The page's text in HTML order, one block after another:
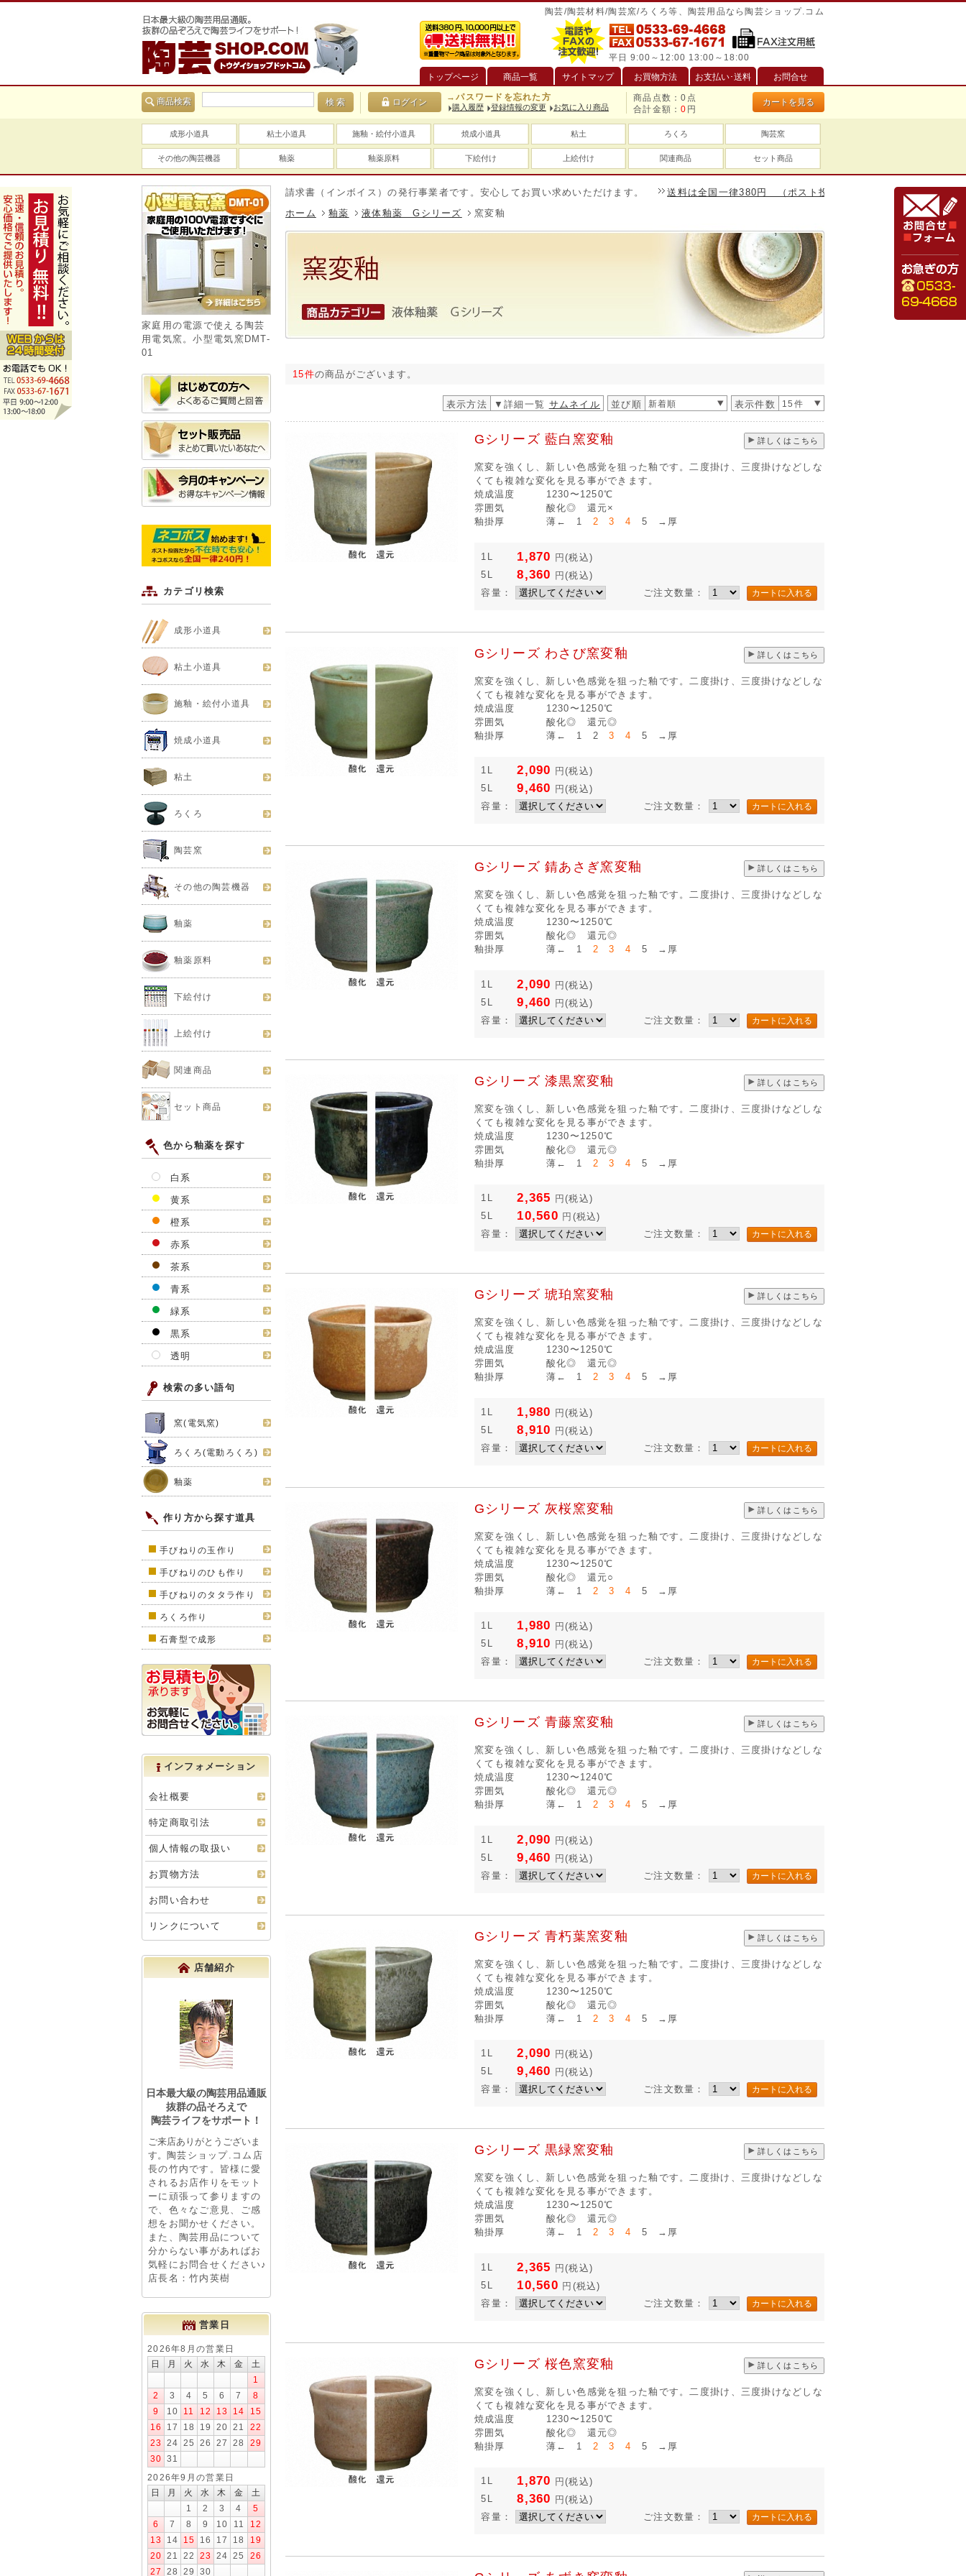
陶芸/陶芸材料/陶芸窯/ろくろ等、陶芸用品なら陶芸ショップ.コム
平日 9:00～12:00 13:00～18:00
トップページ
商品一覧 サイトマップ お買物方法 お支払い･送料 お問合せ
商品検索 →パスワードを忘れた方
購入履歴 登録情報の変更 お気に入り商品
商品点数：0 点
合計金額：0 円
カートを見る
成形小道具 粘土小道具 施釉・絵付小道具 焼成小道具 粘土 ろくろ 陶芸窯
その他の陶芸機器 釉薬 釉薬原料 下絵付け 上絵付け 関連商品 セット商品
当社は適格請求書（インボイス）の発行事業者です。安心してお買い求めいただけます。
送料は全国一律380円 （ポスト投函は240円）、一万円以上のお買い
ホーム
釉薬 液体釉薬 Gシリーズ 窯変釉
15件の商品がございます。
表示方法 ▼詳細一覧 サムネイル 並び順 新着順 表示件数 15件
Gシリーズ 藍白窯変釉 詳しくはこちら
窯変を強くし、新しい色感覚を狙った釉です。二度掛け、三度掛けなどしな
くても複雑な変化を見る事ができます。
焼成温度
1230〜1250℃
雰囲気
酸化◎ 還元×
釉掛厚
薄← 1 2 3 4 5 →厚
1L 1,870 円(税込)
5L
8,360 円(税込)
容量：
ご注文数量：
Gシリーズ わさび窯変釉 詳しくはこちら
窯変を強くし、新しい色感覚を狙った釉です。二度掛け、三度掛けなどしな
くても複雑な変化を見る事ができます。
焼成温度
1230〜1250℃
雰囲気
酸化◎ 還元◎
釉掛厚
薄← 1 23 4 5 →厚
1L 2,090 円(税込)
5L
9,460 円(税込)
容量：
ご注文数量：
Gシリーズ 錆あさぎ窯変釉 詳しくはこちら
窯変を強くし、新しい色感覚を狙った釉です。二度掛け、三度掛けなどしな
くても複雑な変化を見る事ができます。
焼成温度
1230〜1250℃
雰囲気
酸化◎ 還元◎
釉掛厚
薄← 1 2 3 4 5 →厚
1L 2,090 円(税込)
5L
9,460 円(税込)
容量：
ご注文数量：
Gシリーズ 漆黒窯変釉 詳しくはこちら
窯変を強くし、新しい色感覚を狙った釉です。二度掛け、三度掛けなどしな
くても複雑な変化を見る事ができます。
焼成温度
1230〜1250℃
雰囲気
酸化◎ 還元◎
釉掛厚
薄← 1 2 3 4 5 →厚
1L 2,365 円(税込)
5L
10,560 円 (税込)
容量：
ご注文数量：
Gシリーズ 琥珀窯変釉 詳しくはこちら
窯変を強くし、新しい色感覚を狙った釉です。二度掛け、三度掛けなどしな
くても複雑な変化を見る事ができます。
焼成温度
1230〜1250℃
雰囲気
酸化◎ 還元◎
釉掛厚
薄← 1 2 3 4 5 →厚
1L 1,980 円(税込)
5L
8,910 円(税込)
容量：
ご注文数量：
Gシリーズ 灰桜窯変釉 詳しくはこちら
窯変を強くし、新しい色感覚を狙った釉です。二度掛け、三度掛けなどしな
くても複雑な変化を見る事ができます。
焼成温度
1230〜1250℃
雰囲気
酸化◎ 還元○
釉掛厚
薄← 1 2 3 4 5 →厚
1L 1,980 円(税込)
5L
8,910 円(税込)
容量：
ご注文数量：
Gシリーズ 青藤窯変釉 詳しくはこちら
窯変を強くし、新しい色感覚を狙った釉です。二度掛け、三度掛けなどしな
くても複雑な変化を見る事ができます。
焼成温度
1230〜1240℃
雰囲気
酸化◎ 還元◎
釉掛厚
薄← 1 2 3 4 5 →厚
1L 2,090 円(税込)
5L
9,460 円(税込)
容量：
ご注文数量：
Gシリーズ 青朽葉窯変釉 詳しくはこちら
窯変を強くし、新しい色感覚を狙った釉です。二度掛け、三度掛けなどしな
くても複雑な変化を見る事ができます。
焼成温度
1230〜1250℃
雰囲気
酸化◎ 還元◎
釉掛厚
薄← 1 2 3 4 5 →厚
1L 2,090 円(税込)
5L
9,460 円(税込)
容量：
ご注文数量：
Gシリーズ 黒緑窯変釉 詳しくはこちら
窯変を強くし、新しい色感覚を狙った釉です。二度掛け、三度掛けなどしな
くても複雑な変化を見る事ができます。
焼成温度
1230〜1250℃
雰囲気
酸化◎ 還元◎
釉掛厚
薄← 1 2 3 4 5 →厚
1L 2,365 円(税込)
5L
10,560 円 (税込)
容量：
ご注文数量：
Gシリーズ 桜色窯変釉 詳しくはこちら
窯変を強くし、新しい色感覚を狙った釉です。二度掛け、三度掛けなどしな
くても複雑な変化を見る事ができます。
焼成温度
1230〜1250℃
雰囲気
酸化◎ 還元◎
釉掛厚
薄← 1 2 3 4 5 →厚
1L 1,870 円(税込)
5L
8,360 円(税込)
容量：
ご注文数量：
家庭用の電源で使える陶芸
用電気窯。小型電気窯DMT-
01
カテゴリ検索
成形小道具
粘土小道具
施釉・絵付小道具
焼成小道具
粘土
ろくろ
陶芸窯
その他の陶芸機器
釉薬
釉薬原料
下絵付け
上絵付け
関連商品
セット商品
色から釉薬を探す
白系
黄系
橙系
赤系
茶系
青系
緑系
黒系
透明
検索の多い語句
窯(電気窯)
ろくろ(電動ろくろ)
釉薬
作り方から探す道具
手びねりの玉作り
手びねりのひも作り
手びねりのタタラ作り
ろくろ作り
石膏型で成形
インフォメーション
会社概要
特定商取引法
個人情報の取扱い
お買物方法
お問い合わせ
リンクについて
店舗紹介
日本最大級の陶芸用品通販
抜群の品そろえで
陶芸ライフをサポート！
ご来店ありがとうございま
す。 陶芸ショップ.コム店
長の竹内です。皆様に愛
されるお店作りをモット
ーに頑張って参りますの
で、色々なご意見、ご感
想をお聞かせください。
また、陶芸用品について
分からない事があればお
気軽にお問合せください♪
店長名：竹内英樹
営業日
2026年8月の営業日
日
月 火 水 木 金
土
1
2
3 4 5 6 7
8
9
10 11 12 13 14
15
16
17 18 19 20 21
22
23 24 25 26 27 28
29
30 31
2026年9月の営業日
日
月 火 水 木 金
土
1
2 3 4
5
6
7 8 9 10 11
12
13
14 15 16 17 18
19
20 21 22 23 24 25
26
27
28 29 30